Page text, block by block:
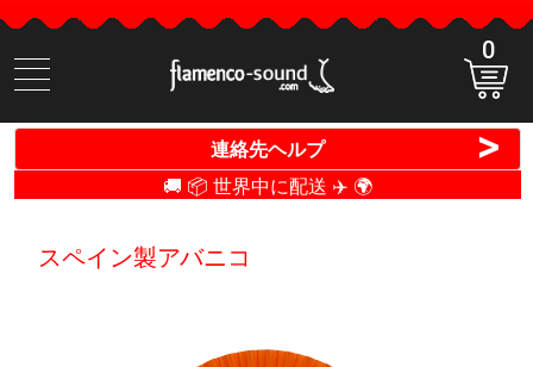
商
品
検
0
連絡先ヘルプ >
🚚 📦 世界中に配送 ✈️ 🌍
スペイン製アバニコ